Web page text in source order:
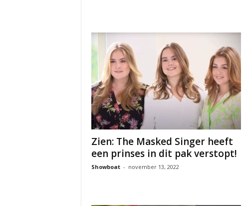
Zien: The Masked Singer heeft
een prinses in dit pak verstopt!
Showboat - november 13, 2022